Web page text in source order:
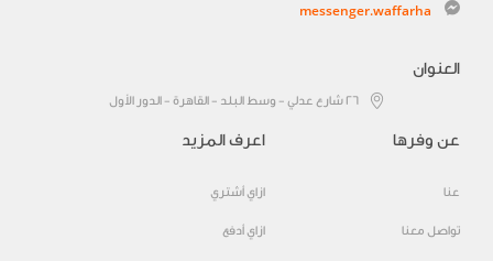
messenger.waffarha
العنوان
٢٦ شارع عدلي - وسط البلد - القاهرة - الدور الأول
عن وفرها
عنا
تواصل معنا
اعرف المزيد
ازاي أشتري
ازاي أدفع